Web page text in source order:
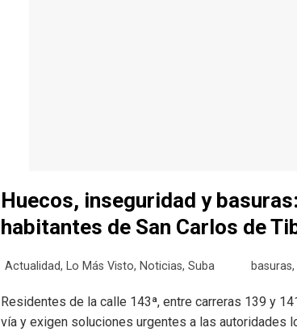
Huecos, inseguridad y
habitantes de San Carlos de
Actualidad, Lo Más Visto, Noticias, Suba basuras,
Residentes de la calle 143ª, entre carreras 139 y
vía y exigen soluciones urgentes a las autoridades